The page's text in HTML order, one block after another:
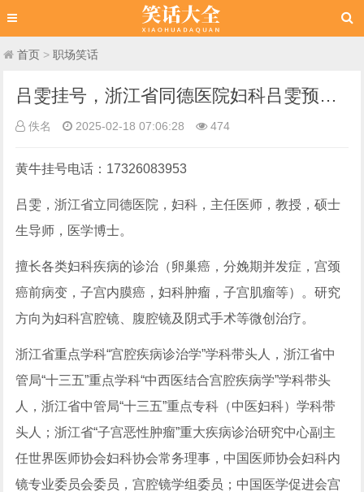
首页 >职场笑话
吕雯挂号，浙江省同德医院妇科吕雯预约挂号，贴心的服务，将为您的健康保驾护航。
佚名 2025-02-18 07:06:28 474
黄牛挂号电话：17326083953
吕雯，浙江省立同德医院，妇科，主任医师，教授，硕士
生导师，医学博士。
擅长各类妇科疾病的诊治（卵巢癌，分娩期并发症，宫颈
癌前病变，子宫内膜癌，妇科肿瘤，子宫肌瘤等）。研究
方向为妇科宫腔镜、腹腔镜及阴式手术等微创治疗。
浙江省重点学科“宫腔疾病诊治学”学科带头人，浙江省中
管局“十三五”重点学科“中西医结合宫腔疾病学”学科带头
人，浙江省中管局“十三五”重点专科（中医妇科）学科带
头人；浙江省“子宫恶性肿瘤”重大疾病诊治研究中心副主
任世界医师协会妇科协会常务理事，中国医师协会妇科内
镜专业委员会委员，宫腔镜学组委员；中国医学促进会宫